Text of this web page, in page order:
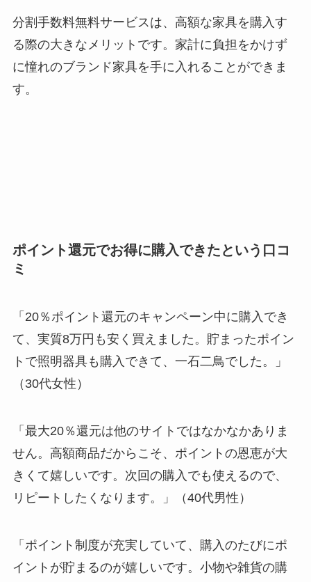
分割手数料無料サービスは、高額な家具を購入す
る際の大きなメリットです。家計に負担をかけず
に憧れのブランド家具を手に入れることができま
す。
ポイント還元でお得に購入できたという口コ
ミ
「20％ポイント還元のキャンペーン中に購入でき
て、実質8万円も安く買えました。貯まったポイン
トで照明器具も購入できて、一石二鳥でした。」
（30代女性）
「最大20％還元は他のサイトではなかなかありま
せん。高額商品だからこそ、ポイントの恩恵が大
きくて嬉しいです。次回の購入でも使えるので、
リピートしたくなります。」（40代男性）
「ポイント制度が充実していて、購入のたびにポ
イントが貯まるのが嬉しいです。小物や雑貨の購